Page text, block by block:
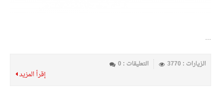
...
الزيارات : 3770 التعليقات : 0
إقرأ المزيد